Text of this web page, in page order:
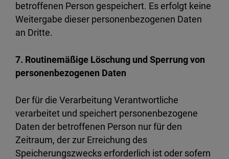
betroffenen Person gespeichert. Es erfolgt keine
Weitergabe dieser personenbezogenen Daten
an Dritte.
7. Routinemäßige Löschung und Sperrung von
personenbezogenen Daten
Der für die Verarbeitung Verantwortliche
verarbeitet und speichert personenbezogene
Daten der betroffenen Person nur für den
Zeitraum, der zur Erreichung des
Speicherungszwecks erforderlich ist oder sofern